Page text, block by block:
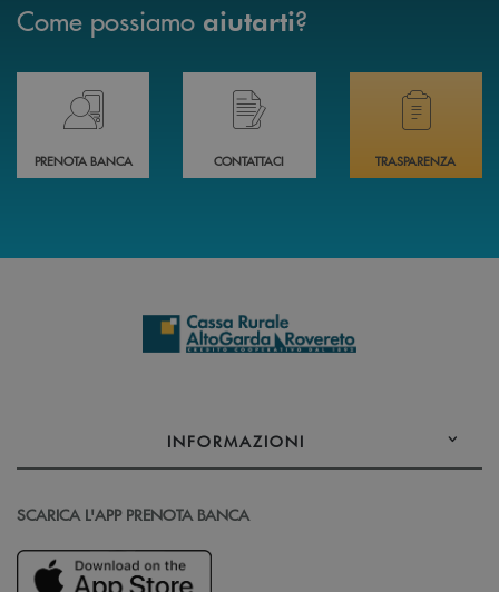
Come possiamo aiutarti?
Prenota il tuo appuntamento in Filiale direttamente da casa 24h su 24h
PRENOTA BANCA
Hai bisogno di assistenza immediata?
CONTATTACI
Hai bisogno di
TRASPARENZA
INFORMAZIONI
SCARICA L'APP PRENOTA BANCA